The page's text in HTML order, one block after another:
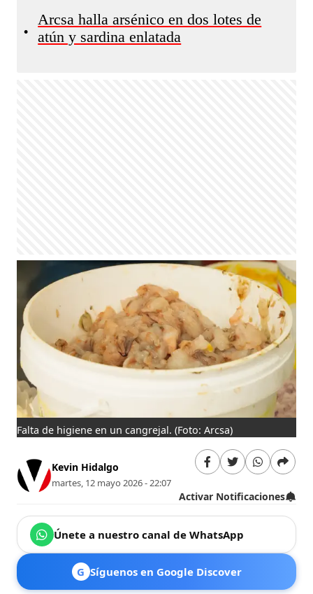
•
Arcsa halla arsénico en dos lotes de
atún y sardina enlatada
Falta de higiene en un cangrejal.(Foto: Arcsa)
Kevin Hidalgo
martes, 12 mayo 2026 - 22:07
Activar Notificaciones
Únete a nuestro canal de WhatsApp
G Síguenos en Google Discover